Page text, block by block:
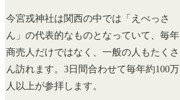
今宮戎神社は関西の中では「えべっさ
ん」の代表的なものとなっていて、毎年
商売人だけではなく、一般の人もたくさ
ん訪れます。3日間合わせて毎年約100万
人以上が参拝します。